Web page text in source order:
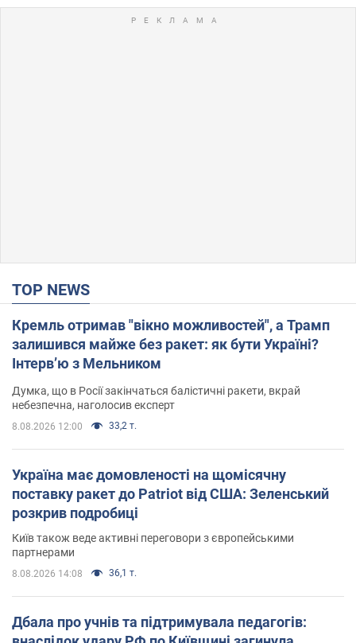
TOP NEWS
Кремль отримав "вікно можливостей", а Трамп
залишився майже без ракет: як бути Україні?
Інтерв’ю з Мельником
Думка, що в Росії закінчаться балістичні ракети, вкрай
небезпечна, наголосив експерт
8.08.2026 12:00 33,2 т.
Україна має домовленості на щомісячну
поставку ракет до Patriot від США: Зеленський
розкрив подробиці
Київ також веде активні переговори з європейськими
партнерами
8.08.2026 14:08 36,1 т.
Дбала про учнів та підтримувала педагогів: